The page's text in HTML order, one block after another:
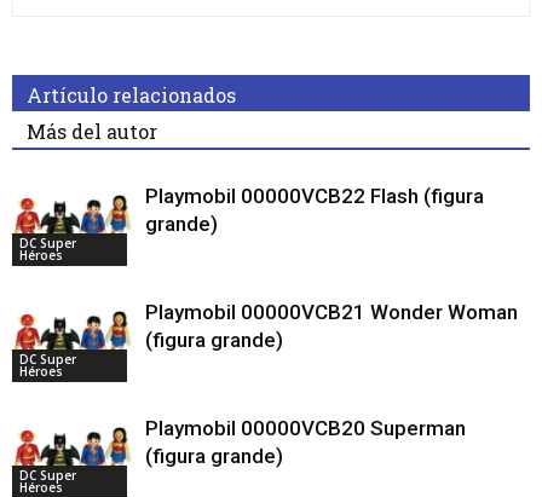
Artículo relacionados
Más del autor
DC Super
Héroes
Playmobil 00000VCB22 Flash (figura
grande)
DC Super
Héroes
Playmobil 00000VCB21 Wonder Woman
(figura grande)
DC Super
Héroes
Playmobil 00000VCB20 Superman
(figura grande)